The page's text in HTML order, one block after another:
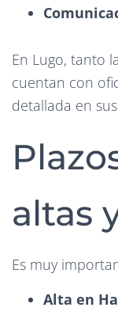
En Lugo, tanto
cuentan con
detallada en
altas
Es muy
Alta en